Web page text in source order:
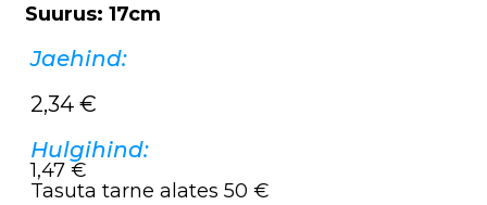
Suurus: 17cm
Jaehind:
2,34 €
Hulgihind:
1,47 €
Tasuta tarne alates 50 €